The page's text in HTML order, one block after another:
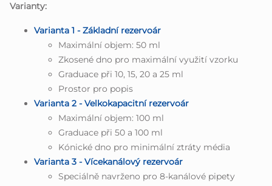
Varianty:
Varianta 1 - Základní rezervoár
Maximální objem: 50 ml
Zkosené dno pro maximální využití vzorku
Graduace při 10, 15, 20 a 25 ml
Prostor pro popis
Varianta 2 - Velkokapacitní rezervoár
Maximální objem: 100 ml
Graduace při 50 a 100 ml
Kónické dno pro minimální ztráty média
Varianta 3 - Vícekanálový rezervoár
Speciálně navrženo pro 8-kanálové pipety